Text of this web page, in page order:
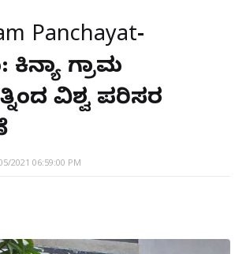
Panchayat-
ಕಿನ್ಯಾ ಗ್ರಾಮ
ವಿಶ್ವ ಪರಿಸರ
2021 06:59:00 PM